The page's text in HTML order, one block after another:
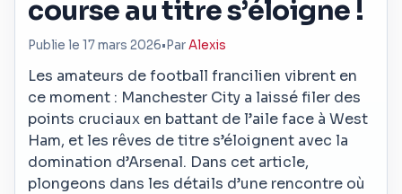
course au titre s’éloigne !
Publie le 17 mars 2026• ParAlexis
Les amateurs de football francilien vibrent en
ce moment : Manchester City a laissé filer des
points cruciaux en battant de l’aile face à West
Ham, et les rêves de titre s’éloignent avec la
domination d’Arsenal. Dans cet article,
plongeons dans les détails d’une rencontre où